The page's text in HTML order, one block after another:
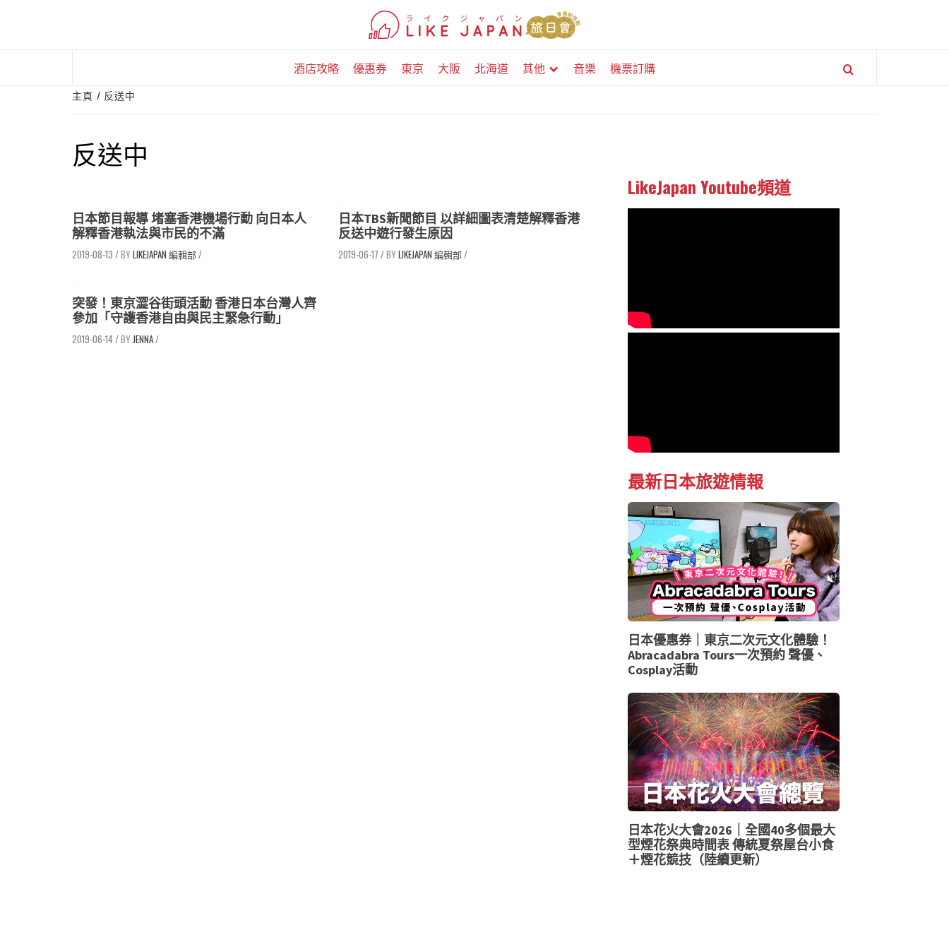
酒店攻略 優惠券 東京 大阪 北海道 其他 音樂 機票訂購
主頁 反送中
反送中
日本節目報導 堵塞香港機場行動 向日本人
解釋香港執法與市民的不滿
2019-08-13 / LIKEJAPAN 編輯部/
日本TBS新聞節目 以詳細圖表清楚解釋香港
反送中遊行發生原因
2019-06-17 / LIKEJAPAN 編輯部/
突發！東京澀谷街頭活動 香港日本台灣人齊
參加「守護香港自由與民主緊急行動」
2019-06-14/ JENNA/
LikeJapan Youtube頻道
最新日本旅遊情報
日本優惠券｜東京二次元文化體驗！
Abracadabra Tours一次預約 聲優、
Cosplay活動
日本花火大會2026｜全國40多個最大
型煙花祭典時間表 傳統夏祭屋台小食
＋煙花競技（陸續更新）